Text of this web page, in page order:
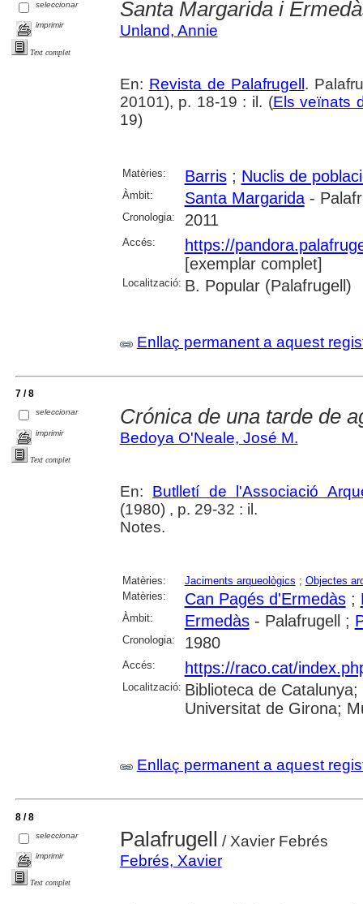
seleccionar
imprimir
Text complet
Santa Margarida i
Unland, Annie
En: Revista de Palafrugell.
20101), p. 18-19 : il. (Els veïnats
19)
Matèries: Barris; Nuclis de
Àmbit: Santa Margarida-
Cronologia: 2011
Accés:
https://
[exemplar complet]
Localització: B. Popular (Palafrugell)
Enllaç permanent a aquest
7 / 8
seleccionar
imprimir
Text complet
Crónica de una tarde de
Bedoya O'Neale, José M.
En: Butlletí de l'Associació
(1980) , p. 29-32 : il.
Notes.
Matèries: Jaciments arqueològics ; Objectes
Matèries:
Can Pagés d'Ermedàs;
Àmbit: Ermedàs- Palafrugell ;
Cronologia: 1980
Accés: https://raco.cat/
Localització: Biblioteca de
Universitat de Girona;
Enllaç permanent a aquest
8 / 8
seleccionar
imprimir
Text complet
Palafrugell / Xavier Febrés
Febrés, Xavier